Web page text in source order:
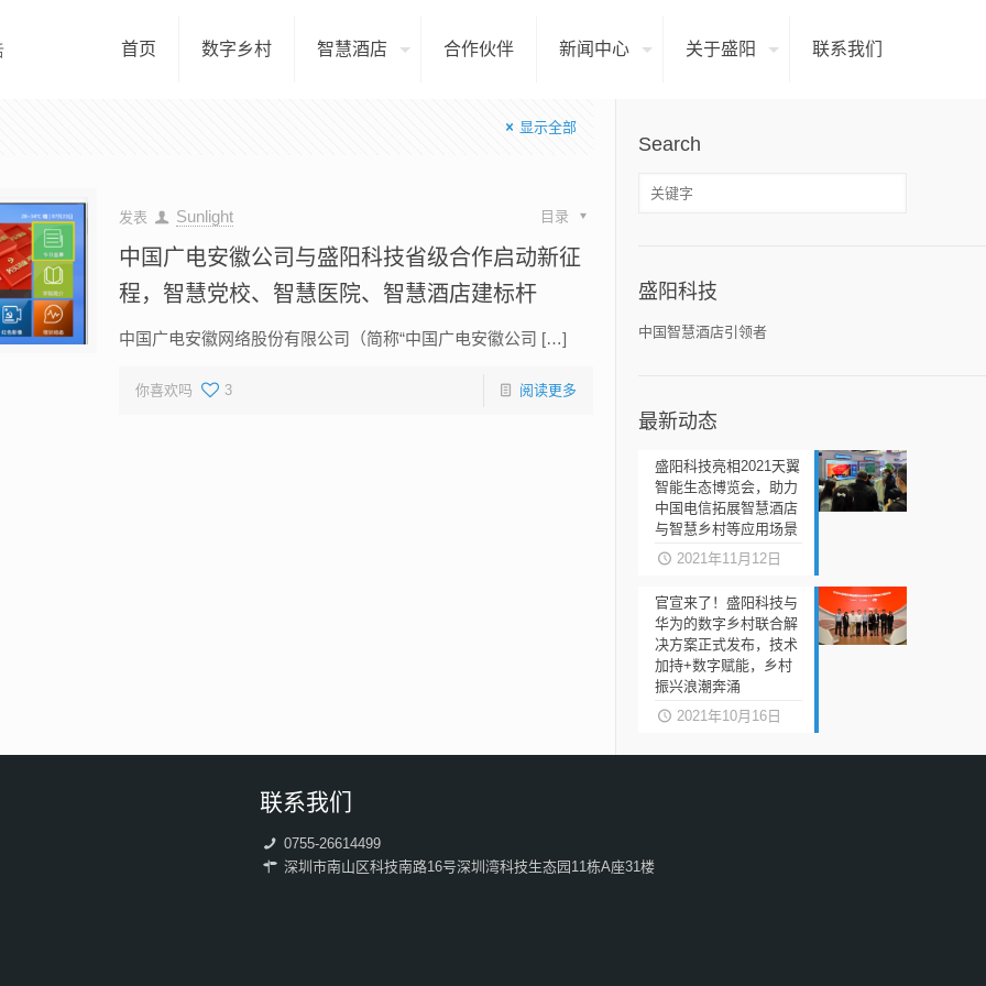
首页 数字乡村 智慧酒店 合作伙伴 新闻中心 关于盛阳 联系我们
显示全部
发表 Sunlight 目录
中国广电安徽公司与盛阳科技省级合作启动新征
程，智慧党校、智慧医院、智慧酒店建标杆
中国广电安徽网络股份有限公司（简称“中国广电安徽公司 […]
你喜欢吗 3 阅读更多
Search
盛阳科技
中国智慧酒店引领者
最新动态
盛阳科技亮相2021天翼
智能生态博览会，助力
中国电信拓展智慧酒店
与智慧乡村等应用场景
2021年11月12日
官宣来了！盛阳科技与
华为的数字乡村联合解
决方案正式发布，技术
加持+数字赋能，乡村
振兴浪潮奔涌
2021年10月16日
联系我们
0755-26614499
深圳市南山区科技南路16号深圳湾科技生态园11栋A座31楼